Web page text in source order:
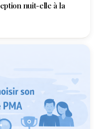
nuit-elle à la